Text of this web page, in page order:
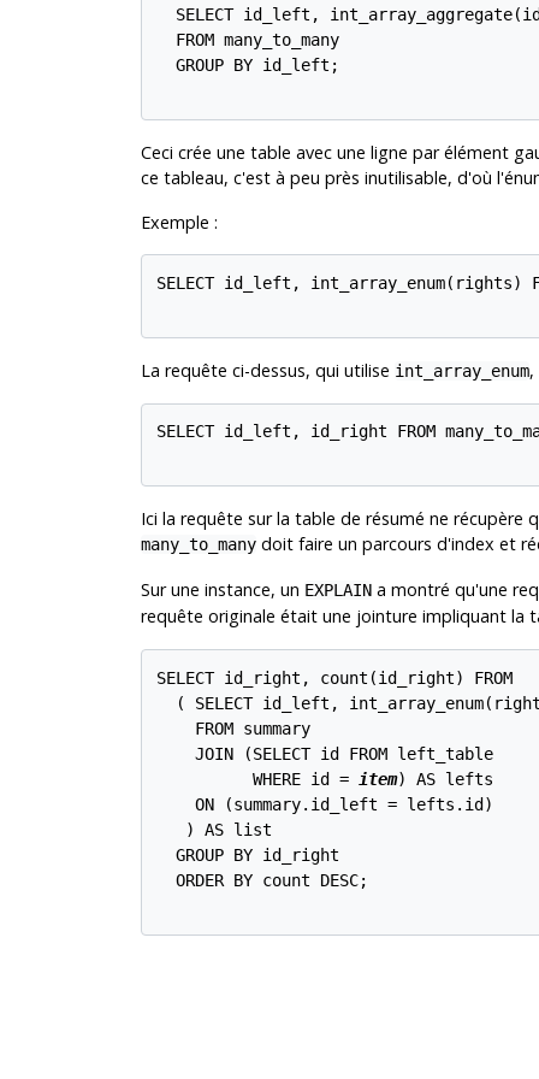
SELECT id_left,
  FROM many_to_many
  GROUP BY id_left;
Ceci crée une table avec une ligne par élément
ce tableau, c'est à peu près inutilisable, d'où
Exemple :
SELECT id_left, int_array_enum(rights)
La requête ci-dessus, qui utilise int_array_enum,
SELECT id_left, id_right FROM
Ici la requête sur la table de résumé ne récupère
many_to_manydoit faire un parcours d'index et
Sur une instance, un EXPLAINa montré qu'une
requête originale était une jointure impliquant la
SELECT id_right, count(id_right) FROM
( SELECT id_left,
    FROM summary
    JOIN (SELECT id FROM left_table
          WHERE id =
item) AS lefts
    ON (summary.id_left = lefts.id)
   ) AS list
  GROUP BY id_right
  ORDER BY count DESC;